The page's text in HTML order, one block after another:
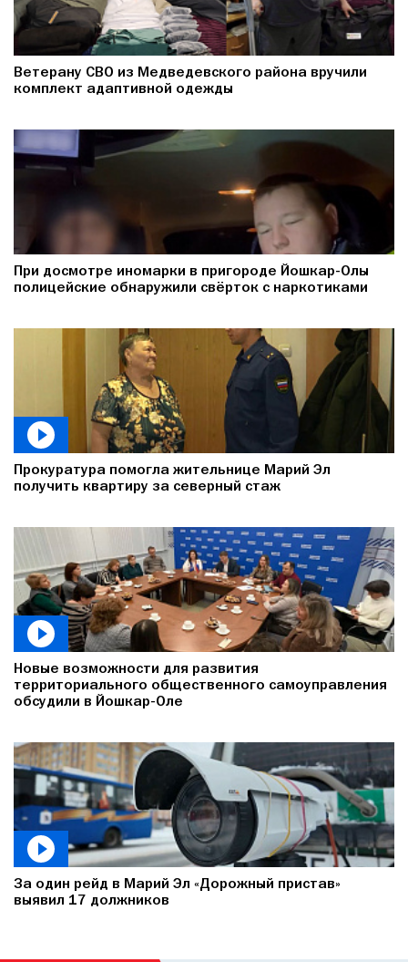
Ветерану СВО из Медведевского района вручили
комплект адаптивной одежды
При досмотре иномарки в пригороде Йошкар-Олы
полицейские обнаружили свёрток с наркотиками
Прокуратура помогла жительнице Марий Эл
получить квартиру за северный стаж
Новые возможности для развития
территориального общественного самоуправления
обсудили в Йошкар-Оле
За один рейд в Марий Эл «Дорожный пристав»
выявил 17 должников